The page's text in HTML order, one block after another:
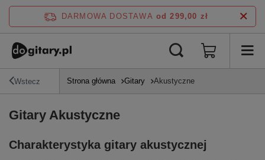
DARMOWA DOSTAWA od 299,00 zł
Wstecz Strona główna Gitary Akustyczne
Gitary Akustyczne
Charakterystyka gitary akustycznej